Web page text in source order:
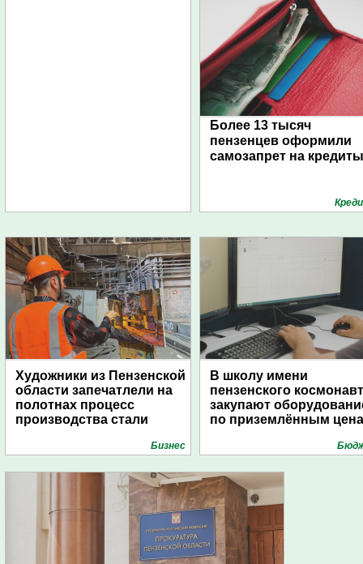
Более 13 тысяч
пензенцев оформили
самозапрет на кредиты
Художники из Пензенской
области запечатлели на
полотнах процесс
производства стали
Бизнес
В школу имени
пензенского
закупают
по приземлённым